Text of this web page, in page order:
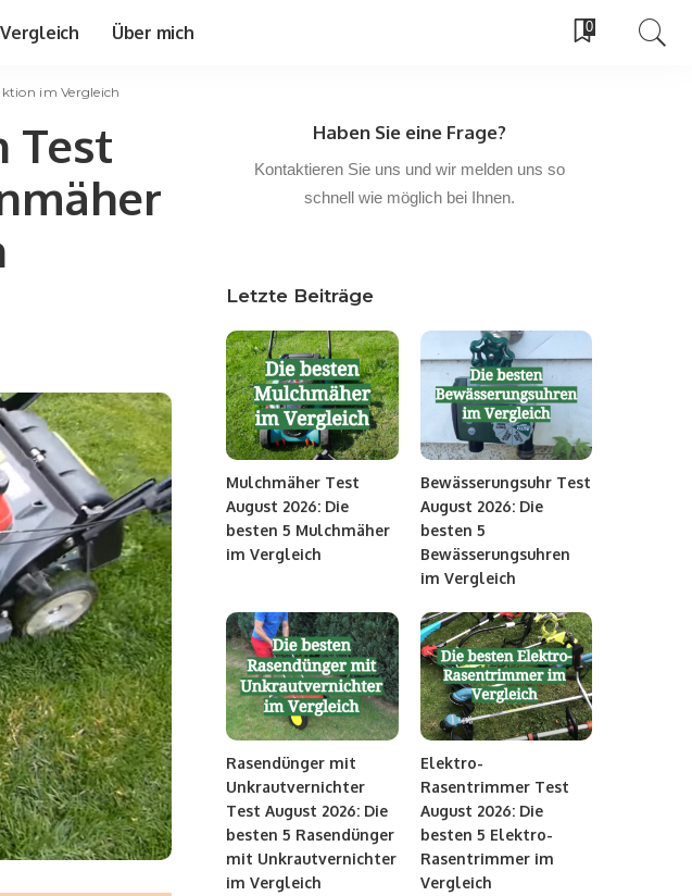
Vergleich Über mich 0
im Vergleich
Test
Haben Sie eine Frage?
Kontaktieren Sie uns und wir melden uns so
schnell wie möglich bei Ihnen.
Letzte Beiträge
Mulchmäher Test
August 2026: Die
besten 5 Mulchmäher
im Vergleich
Bewässerungsuhr Test
August 2026: Die
besten 5
Bewässerungsuhren
im Vergleich
Rasendünger mit
Unkrautvernichter
Test August 2026: Die
besten 5 Rasendünger
mit Unkrautvernichter
im Vergleich
Elektro-
Rasentrimmer Test
August 2026: Die
besten 5 Elektro-
Rasentrimmer im
Vergleich